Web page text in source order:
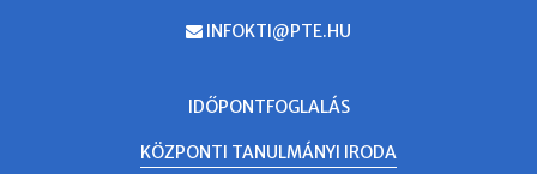
EMAIL
INFOKTI@PTE.HU
IDŐPONTFOGLALÁS
KÖZPONTI TANULMÁNYI IRODA